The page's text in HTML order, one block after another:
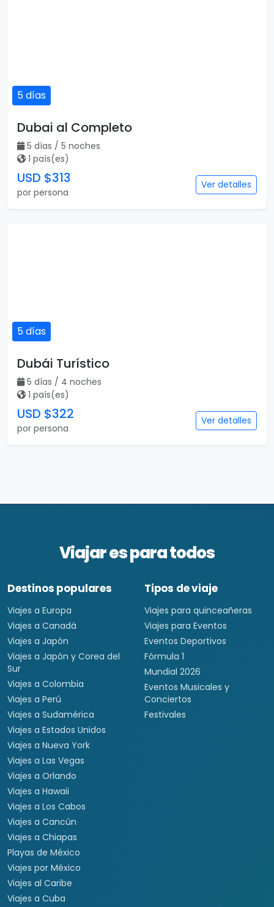
5 días
Dubai al Completo
5 días / 5 noches
1 país(es)
USD $313
por persona
Ver detalles
5 días
Dubái Turístico
5 días / 4 noches
1 país(es)
USD $322
por persona
Ver detalles
Viajar es para todos
Destinos populares
Viajes a Europa
Viajes a Canadá
Viajes a Japón
Viajes a Japón y Corea del
Sur
Viajes a Colombia
Viajes a Perú
Viajes a Sudamérica
Viajes a Estados Unidos
Viajes a Nueva York
Viajes a Las Vegas
Viajes a Orlando
Viajes a Hawaii
Viajes a Los Cabos
Viajes a Cancún
Viajes a Chiapas
Playas de México
Viajes por México
Viajes al Caribe
Viajes a Cuba
Tipos de viaje
Viajes para quinceañeras
Viajes para Eventos
Eventos Deportivos
Fórmula 1
Mundial 2026
Eventos Musicales y
Conciertos
Festivales